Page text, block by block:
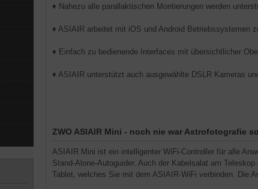
♦ Nahezu alle parallaktischen Montierungen werden
♦ ASIAIR arbeitet mit iOS und Android Betriebssystemen
♦ Einfach zu bedienende Interfaces mit übersichtlicher
♦ ASIAIR unterstützt auch ausgewählte DSLR Kameras
ZWO ASIAIR Mini - noch nie war Astrofotografie
ASIAIR Mini ist ein intelligenter WiFi-Controller für alle
Stand-Alone-Autoguider. Auch der Kabelsalat am
Tablet, welches Sie mit dem ASIAIR-WiFi verbinden. Die